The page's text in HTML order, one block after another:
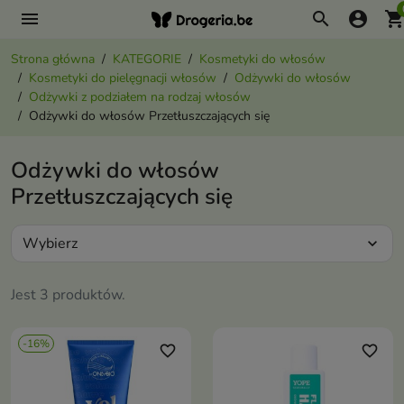
menu search account_circle
Strona główna KATEGORIE
Kosmetyki do włosów
Kosmetyki do pielęgnacji włosów
Odżywki do włosów
Odżywki z podziałem na rodzaj włosów
Odżywki do włosów Przetłuszczających się
Odżywki do włosów
Przetłuszczających się
Jest 3 produktów.
Wybierz expand_more
-16% favorite_border favorite_border